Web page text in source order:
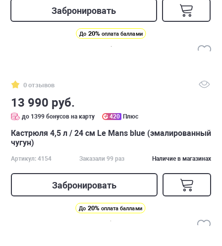
Забронировать
До 20% оплата баллами
0 отзывов
13 990 руб.
до 1399 бонусов на карту 420 Плюс
Кастрюля 4,5 л / 24 см Le Mans blue (эмалированный
чугун)
Артикул: 4154 Заказали 99 раз Наличие в магазинах
Забронировать
До 20% оплата баллами